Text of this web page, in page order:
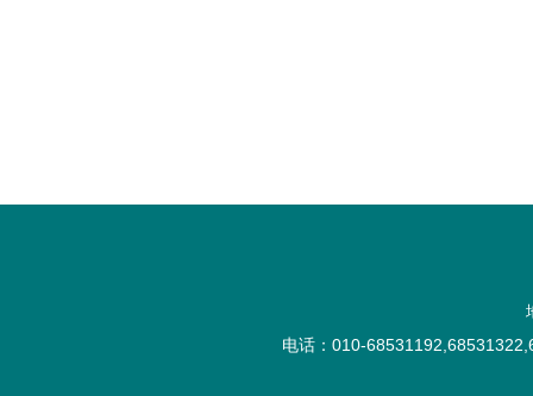
电话：010-